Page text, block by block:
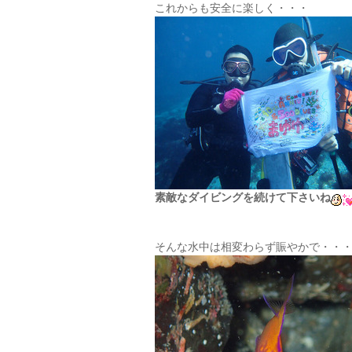
これからも安全に楽しく・・・
素敵なダイビングを続けて下さいね
そんな水中は相変わらず賑やかで・・・